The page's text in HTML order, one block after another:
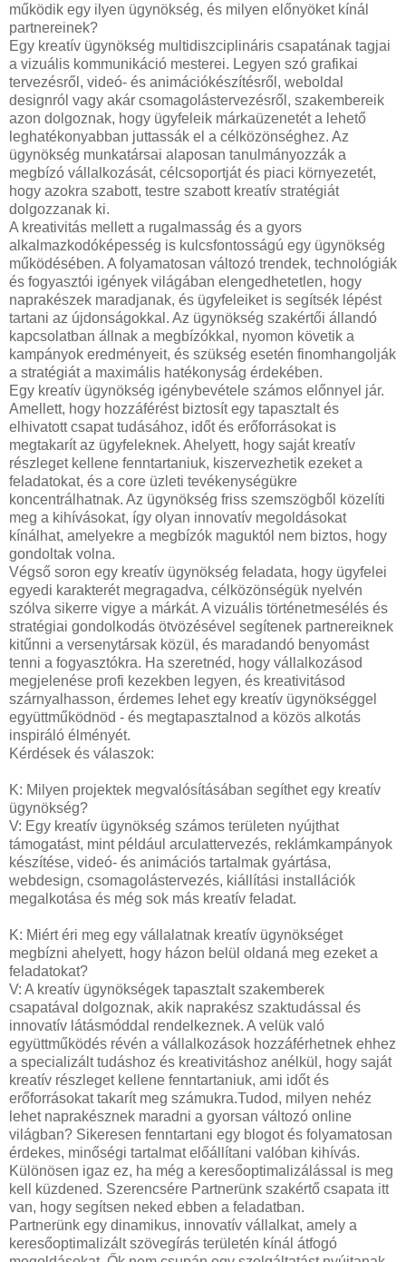
működik egy ilyen ügynökség, és milyen előnyöket kínál
partnereinek?
Egy kreatív ügynökség multidiszciplináris csapatának tagjai
a vizuális kommunikáció mesterei. Legyen szó grafikai
tervezésről, videó- és animációkészítésről, weboldal
designról vagy akár csomagolástervezésről, szakembereik
azon dolgoznak, hogy ügyfeleik márkaüzenetét a lehető
leghatékonyabban juttassák el a célközönséghez. Az
ügynökség munkatársai alaposan tanulmányozzák a
megbízó vállalkozását, célcsoportját és piaci környezetét,
hogy azokra szabott, testre szabott kreatív stratégiát
dolgozzanak ki.
A kreativitás mellett a rugalmasság és a gyors
alkalmazkodóképesség is kulcsfontosságú egy ügynökség
működésében. A folyamatosan változó trendek, technológiák
és fogyasztói igények világában elengedhetetlen, hogy
naprakészek maradjanak, és ügyfeleiket is segítsék lépést
tartani az újdonságokkal. Az ügynökség szakértői állandó
kapcsolatban állnak a megbízókkal, nyomon követik a
kampányok eredményeit, és szükség esetén finomhangolják
a stratégiát a maximális hatékonyság érdekében.
Egy kreatív ügynökség igénybevétele számos előnnyel jár.
Amellett, hogy hozzáférést biztosít egy tapasztalt és
elhivatott csapat tudásához, időt és erőforrásokat is
megtakarít az ügyfeleknek. Ahelyett, hogy saját kreatív
részleget kellene fenntartaniuk, kiszervezhetik ezeket a
feladatokat, és a core üzleti tevékenységükre
koncentrálhatnak. Az ügynökség friss szemszögből közelíti
meg a kihívásokat, így olyan innovatív megoldásokat
kínálhat, amelyekre a megbízók maguktól nem biztos, hogy
gondoltak volna.
Végső soron egy kreatív ügynökség feladata, hogy ügyfelei
egyedi karakterét megragadva, célközönségük nyelvén
szólva sikerre vigye a márkát. A vizuális történetmesélés és
stratégiai gondolkodás ötvözésével segítenek partnereiknek
kitűnni a versenytársak közül, és maradandó benyomást
tenni a fogyasztókra. Ha szeretnéd, hogy vállalkozásod
megjelenése profi kezekben legyen, és kreativitásod
szárnyalhasson, érdemes lehet egy kreatív ügynökséggel
együttműködnöd - és megtapasztalnod a közös alkotás
inspiráló élményét.
Kérdések és válaszok:
K: Milyen projektek megvalósításában segíthet egy kreatív
ügynökség?
V: Egy kreatív ügynökség számos területen nyújthat
támogatást, mint például arculattervezés, reklámkampányok
készítése, videó- és animációs tartalmak gyártása,
webdesign, csomagolástervezés, kiállítási installációk
megalkotása és még sok más kreatív feladat.
K: Miért éri meg egy vállalatnak kreatív ügynökséget
megbízni ahelyett, hogy házon belül oldaná meg ezeket a
feladatokat?
V: A kreatív ügynökségek tapasztalt szakemberek
csapatával dolgoznak, akik naprakész szaktudással és
innovatív látásmóddal rendelkeznek. A velük való
együttműködés révén a vállalkozások hozzáférhetnek ehhez
a specializált tudáshoz és kreativitáshoz anélkül, hogy saját
kreatív részleget kellene fenntartaniuk, ami időt és
erőforrásokat takarít meg számukra.Tudod, milyen nehéz
lehet naprakésznek maradni a gyorsan változó online
világban? Sikeresen fenntartani egy blogot és folyamatosan
érdekes, minőségi tartalmat előállítani valóban kihívás.
Különösen igaz ez, ha még a keresőoptimalizálással is meg
kell küzdened. Szerencsére Partnerünk szakértő csapata itt
van, hogy segítsen neked ebben a feladatban.
Partnerünk egy dinamikus, innovatív vállalkat, amely a
keresőoptimalizált szövegírás területén kínál átfogó